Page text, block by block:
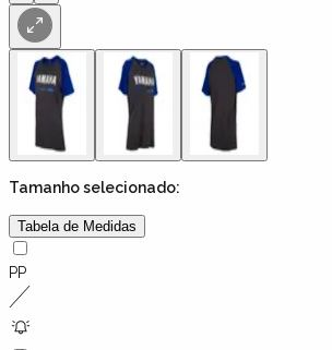
Tamanhoselecionado:
Tabela de Medidas
PP